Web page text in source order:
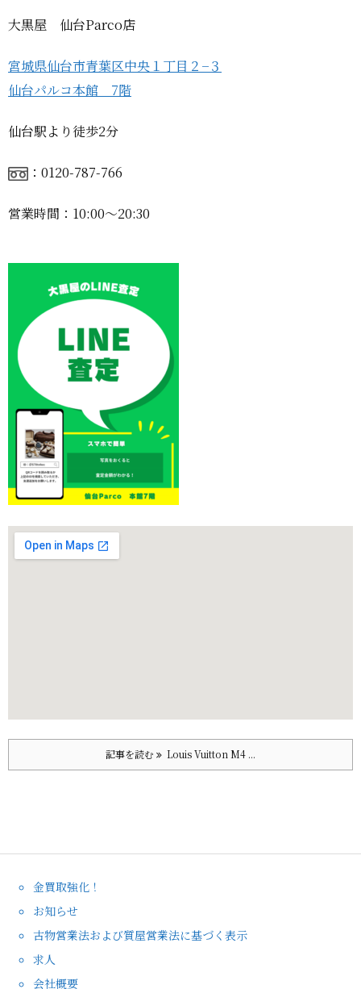
大黒屋 仙台Parco店
宮城県仙台市青葉区中央１丁目２−３
仙台パルコ本館 7階
仙台駅より徒歩2分
：0120-787-766
営業時間：10:00〜20:30
記事を読む Louis Vuitton M4 ...
金買取強化！
お知らせ
古物営業法および質屋営業法に基づく表示
求人
会社概要